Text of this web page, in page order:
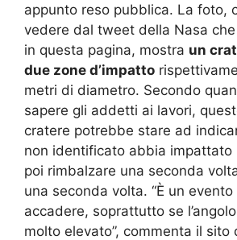
appunto reso pubblica. La foto,
vedere dal tweet della Nasa
in questa pagina, mostra un
due zone d’impatto
metri di diametro. Secondo
sapere gli addetti ai lavori,
cratere potrebbe stare ad
non identificato abbia impattato
poi rimbalzare una seconda
una seconda volta. “È un
accadere, soprattutto se
molto elevato”, commenta il sito